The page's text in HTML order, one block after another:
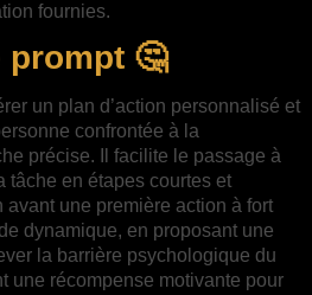
fournies.
prompt 🤔
un plan d’action personnalisé et
confrontée à la
précise. Il facilite le passage à
tâche en étapes courtes et
avant une première action à fort
dynamique, en proposant une
la barrière psychologique du
une récompense motivante pour